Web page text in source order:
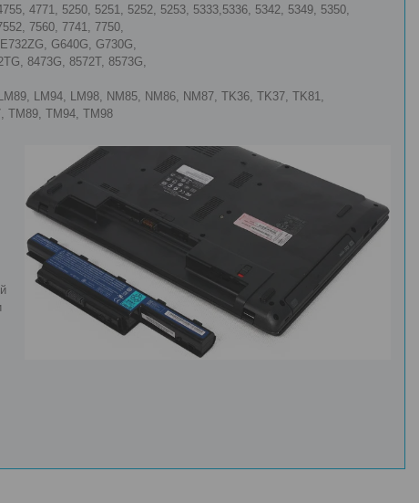
4771, 5250, 5251, 5252, 5253, 5333,5336, 5342, 5349, 5350,
7560, 7741, 7750,
G640G, G730G,
8473G, 8572T, 8573G,
LM94, LM98, NM85, NM86, NM87, TK36, TK37, TK81,
TM89, TM94, TM98